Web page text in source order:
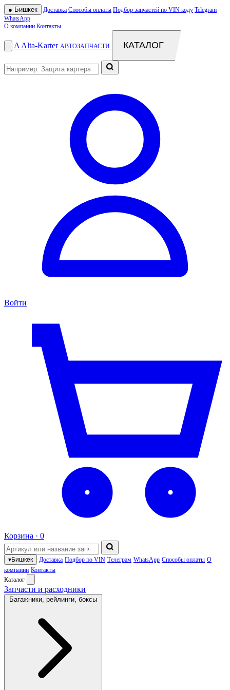
● Бишкек Доставка Способы оплаты Подбор запчастей по VIN коду Telegram
WhatsApp
О компании Контакты
A Alta-Karter АВТОЗАПЧАСТИ КАТАЛОГ
Войти
Корзина · 0
▾Бишкек Доставка Подбор по VIN Телеграм WhatsApp Способы оплаты О
компании Контакты
Каталог
Запчасти и расходники
Багажники, рейлинги, боксы